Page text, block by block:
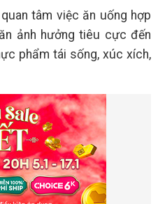
tâm việc ăn uống hợp
ảnh hưởng tiêu cực đến
phẩm tái sống, xúc xích,